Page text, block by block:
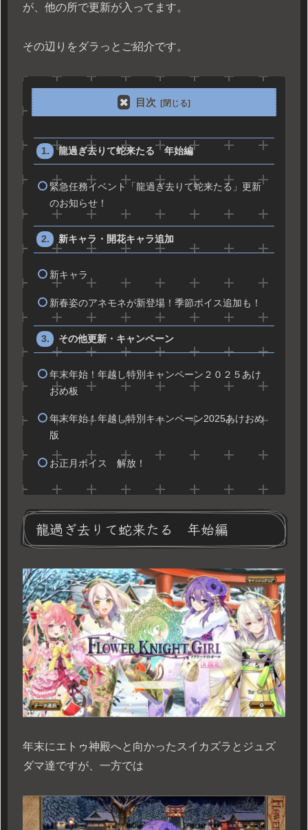
が、他の所で更新が入ってます。
その辺りをダラっとご紹介です。
目次
龍過ぎ去りて蛇来たる 年始編
緊急任務イベント「龍過ぎ去りて蛇来たる」更新
のお知らせ！
新キャラ・開花キャラ追加
新キャラ
新春姿のアネモネが新登場！季節ボイス追加も！
その他更新・キャンペーン
年末年始！年越し特別キャンペーン２０２５あけ
おめ板
年末年始！年越し特別キャンペーン2025あけおめ
版
お正月ボイス 解放！
龍過ぎ去りて蛇来たる 年始編
年末にエトゥ神殿へと向かったスイカズラとジュズ
ダマ達ですが、一方では